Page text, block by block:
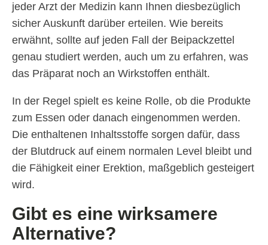
jeder Arzt der Medizin kann Ihnen diesbezüglich
sicher Auskunft darüber erteilen. Wie bereits
erwähnt, sollte auf jeden Fall der Beipackzettel
genau studiert werden, auch um zu erfahren, was
das Präparat noch an Wirkstoffen enthält.
In der Regel spielt es keine Rolle, ob die Produkte
zum Essen oder danach eingenommen werden.
Die enthaltenen Inhaltsstoffe sorgen dafür, dass
der Blutdruck auf einem normalen Level bleibt und
die Fähigkeit einer Erektion, maßgeblich gesteigert
wird.
Gibt es eine wirksamere
Alternative?